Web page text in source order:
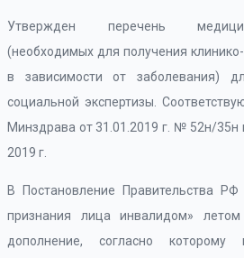
Утвержден перечень
(необходимых для получения
в зависимости от заболевания)
социальной экспертизы.
Минздрава от 31.01.2019 г. № 52н/35н
2019 г.
В Постановление Правительства
признания лица инвалидом»
дополнение, согласно которому